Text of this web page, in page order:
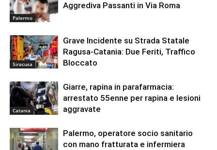
Palermo
Aggrediva Passanti in Via Roma
Siracusa
Grave Incidente su Strada Statale
Ragusa-Catania: Due Feriti, Traffico
Bloccato
Catania
Giarre, rapina in parafarmacia:
arrestato 55enne per rapina e lesioni
aggravate
Palermo, operatore socio sanitario
con mano fratturata e infermiera